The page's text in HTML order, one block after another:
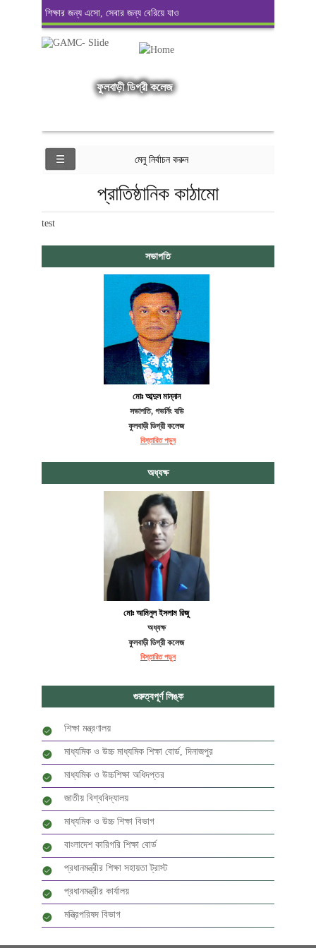
শিক্ষার জন্য এসো, সেবার জন্য বেরিয়ে যাও
ফুলবাড়ী ডিগ্রী কলেজ
মেনু নির্বাচন করুন
প্রাতিষ্ঠানিক কাঠামো
test
সভাপতি
মোঃ আব্দুল মান্নান
সভাপতি, গভর্নিং বডি
ফুলবাড়ী ডিগ্রী কলেজ
বিস্তারিত পড়ুন
অধ্যক্ষ
মোঃ আমিনুল ইসলাম রিজু
অধ্যক্ষ
ফুলবাড়ী ডিগ্রী কলেজ
বিস্তারিত পড়ুন
গুরুত্বপূর্ণ লিঙ্ক
শিক্ষা মন্ত্রণালয়
মাধ্যমিক ও উচ্চ মাধ্যমিক শিক্ষা বোর্ড, দিনাজপুর
মাধ্যমিক ও উচ্চশিক্ষা অধিদপ্তর
জাতীয় বিশ্ববিদ্যালয়
মাধ্যমিক ও উচ্চ শিক্ষা বিভাগ
বাংলাদেশ কারিগরি শিক্ষা বোর্ড
প্রধানমন্ত্রীর শিক্ষা সহায়তা ট্রাস্ট
প্রধানমন্ত্রীর কার্যালয়
মন্ত্রিপরিষদ বিভাগ